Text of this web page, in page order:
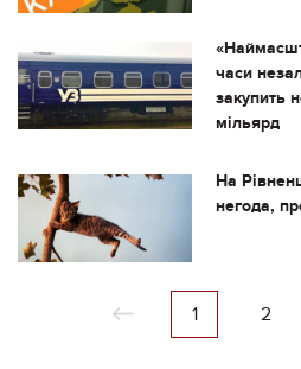
часи
закупить
мільярд
На
негода,
1 2